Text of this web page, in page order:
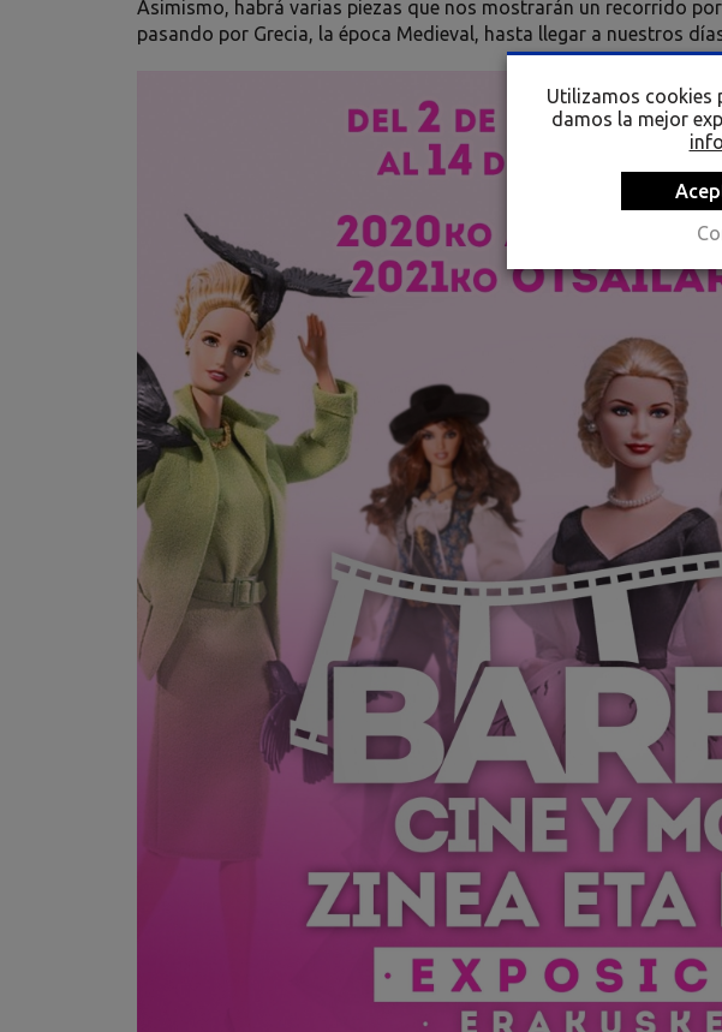
Asimismo, habrá varias piezas que nos mostrarán un recorrido
pasando por Grecia, la época Medieval, hasta llegar a nuestros
Utilizamos cookies
damos la mejor